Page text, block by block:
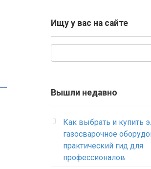
Ищу у вас на сайте
Вышли недавно
Как выбрать и купить
газосварочное
практический гид для
профессионалов